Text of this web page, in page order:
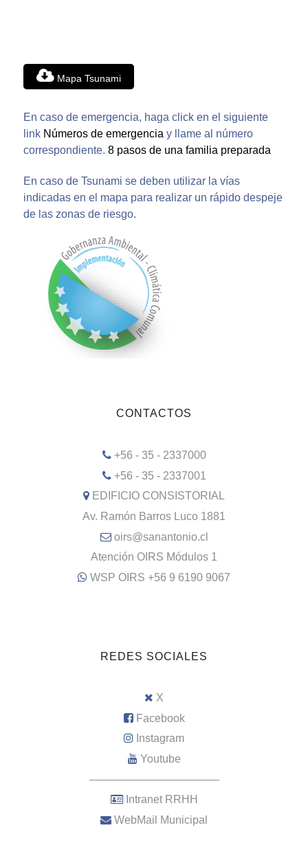
Mapa Tsunami
En caso de emergencia, haga click en el siguiente
link Números de emergencia y llame al número
correspondiente. 8 pasos de una familia preparada
En caso de Tsunami se deben utilizar la vías
indicadas en el mapa para realizar un rápido despeje
de las zonas de riesgo.
CONTACTOS
+56 - 35 - 2337000
+56 - 35 - 2337001
EDIFICIO CONSISTORIAL
Av. Ramón Barros Luco 1881
oirs@sanantonio.cl
Atención OIRS Módulos 1
WSP OIRS +56 9 6190 9067
REDES SOCIALES
X
Facebook
Instagram
Youtube
–––––––––––––––––––––
Intranet RRHH
WebMail Municipal